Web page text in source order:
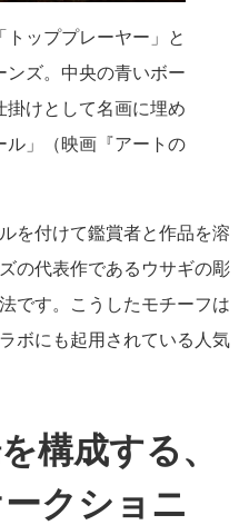
ッププレーヤー」と
ンズ。中央の青いボー
掛けとして名画に埋め
ル」（映画『アートの
を付けて鑑賞者と作品を溶
の代表作であるウサギの彫
です。こうしたモチーフは
ボにも起用されている人気
構成する、
クショニ